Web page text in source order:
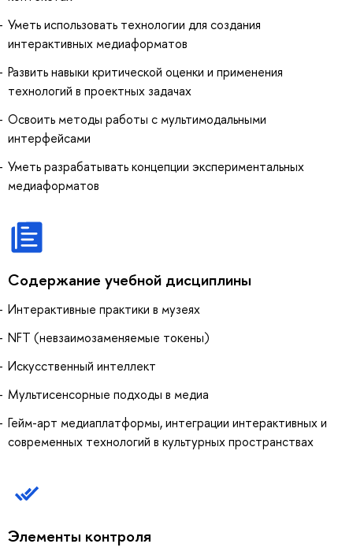
Уметь использовать технологии для создания
интерактивных медиаформатов
Развить навыки критической оценки и применения
технологий в проектных задачах
Освоить методы работы с мультимодальными
интерфейсами
Уметь разрабатывать концепции экспериментальных
медиаформатов
Содержание учебной дисциплины
Интерактивные практики в музеях
NFT (невзаимозаменяемые токены)
Искусственный интеллект
Мультисенсорные подходы в медиа
Гейм-арт медиаплатформы, интеграции интерактивных и
современных технологий в культурных пространствах
Элементы контроля